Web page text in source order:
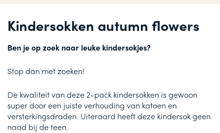
Kindersokken autumn flowers
Ben je op zoek naar leuke kindersokjes?
Stop dan met zoeken!
De kwaliteit van deze 2-pack kindersokken is gewoon
super door een juiste verhouding van katoen en
versterkingsdraden. Uiteraard heeft deze kindersok geen
naad bij de teen.